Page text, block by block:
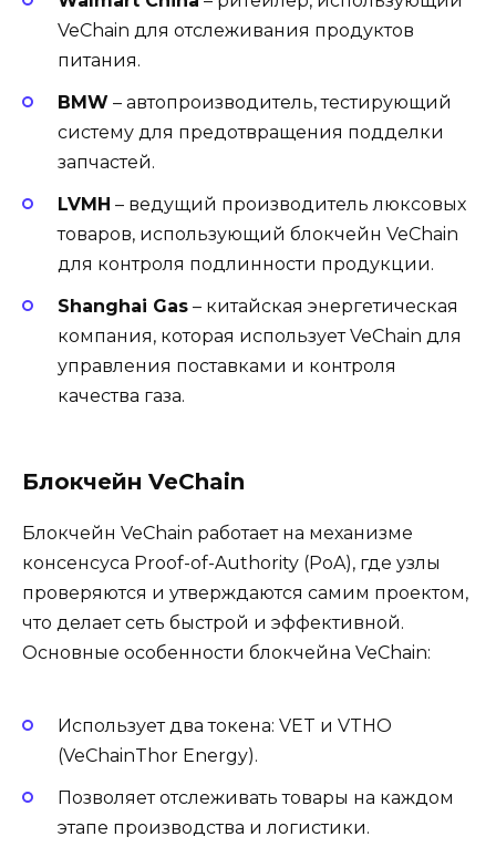
VeChain для отслеживания продуктов
питания.
BMW – автопроизводитель, тестирующий
систему для предотвращения подделки
запчастей.
LVMH – ведущий производитель люксовых
товаров, использующий блокчейн VeChain
для контроля подлинности продукции.
Shanghai Gas – китайская энергетическая
компания, которая использует VeChain для
управления поставками и контроля
качества газа.
Блокчейн VeChain
Блокчейн VeChain работает на механизме
консенсуса Proof-of-Authority (PoA), где узлы
проверяются и утверждаются самим проектом,
что делает сеть быстрой и эффективной.
Основные особенности блокчейна VeChain:
Использует два токена: VET и VTHO
(VeChainThor Energy).
Позволяет отслеживать товары на каждом
этапе производства и логистики.